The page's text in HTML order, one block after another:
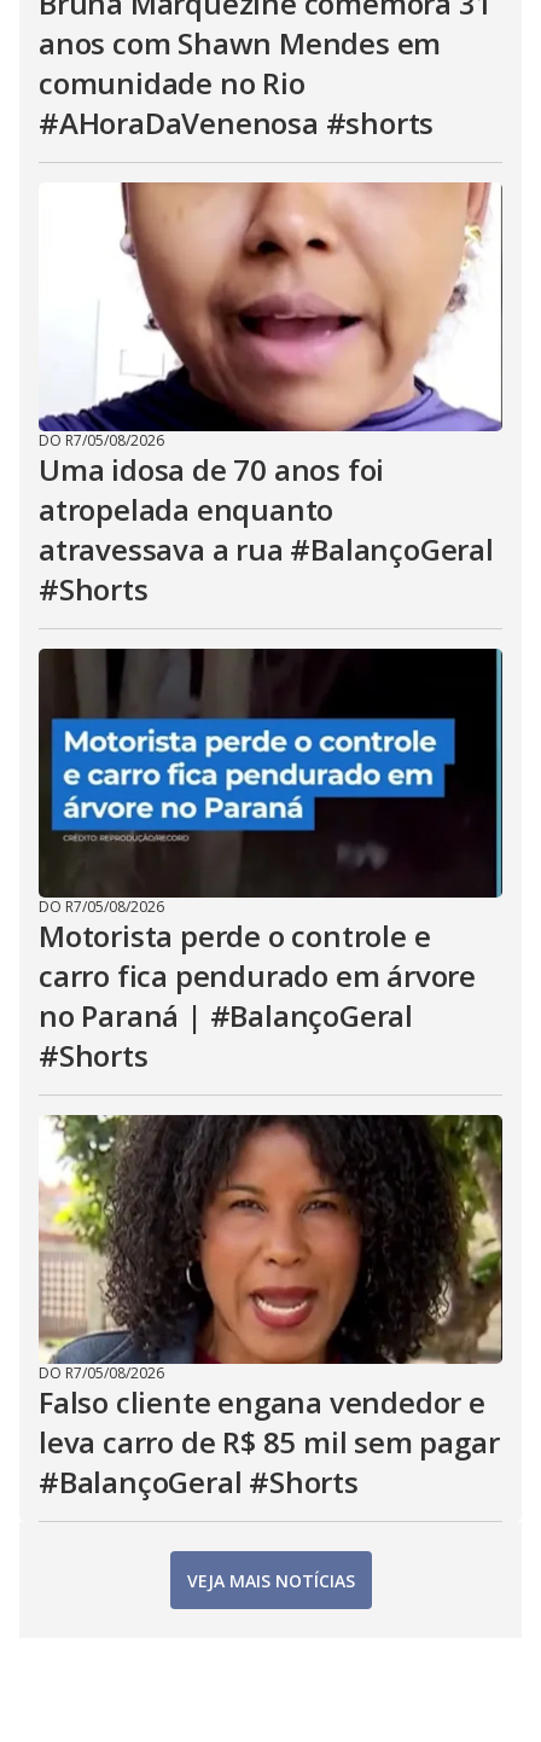
anos com Shawn Mendes em
comunidade no Rio
#AHoraDaVenenosa #shorts
DO R7/05/08/2026
Uma idosa de 70 anos foi
atropelada enquanto
atravessava a rua #BalançoGeral
#Shorts
DO R7/05/08/2026
Motorista perde o controle e
carro fica pendurado em árvore
no Paraná | #BalançoGeral
#Shorts
DO R7/05/08/2026
Falso cliente engana vendedor e
leva carro de R$ 85 mil sem pagar
#BalançoGeral #Shorts
VEJA MAIS NOTÍCIAS